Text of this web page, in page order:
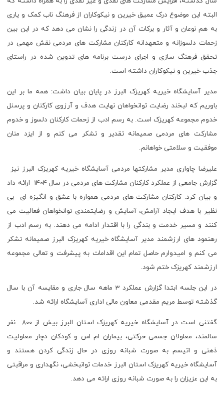
البته این موضوع درک عمیق خیرین و نیکوکاران از فرهنگ ناب کمک و یاری
به هم نوعان و آثار و برکات آن در زندگی را نشان می دهد که در این بین
زحمات دلسوزانه و متعهدانه کارکنان مشارکت های مردمی نقش مهمی در
تحقق فرهنگ سازی و اجرای درست برنامه های تدوین شده در راستای
جذب خیرین و نیکوکاران داشته است.
مدیر آسایشگاه خیریه کهریزک البرز در پایان بیان داشت: همه ما بر این
باوریم که لبخند رضایت توانخواهان نهایت هدف و آرزوی کارکنان و پرسنل
خدوم مجموعه کهریزک است. به رسم ادب از زحمات کارکنان دلسوز و خدوم
مشارکت های مردمی صمیمانه تقدیر و تشکر می کنم و از ایزد منان
موفقیت و سلامتی خواهانم.
علیرضا چاواری مدیر مشارکتها مردمی آسایشگاه خیریه کهریزک البرز نیز
گزارش جامعی از عملکرد کارکنان مشارکت های مردمی در سال 1404 ارائه داد
و بیان کرد: کارکنان مشارکت های مردمی همواره با عشق و انگیزه ای بی
نظیر با هدف ایجاد آرامش، آسایش و رضایتمندی توانخواهان فعالیت می
کنند و مسیر خدمت و بندگی را با اقتدار ادامه می دهند. به رسم ادب از
رهنمود های ارزشمند مدیر آسایشگاه خیریه کهریزک البرز صمیمانه تشکر
می کنم و امیدوارم حاصل تمام این اقدامات به پیشرفت و تعالی مجموعه
ارزشمند کهریزک ختم شود.
در این جلسه ابتدا گزارش عملکرد 3 ماهه سال جاری و مقایسه آن با سال
گذشته توسط مریم مقدمی معاون مالی اداری آسایشگاه ارائه شد.
گفتنی است در آسایشگاه خیریه کهریزک استان البرز بیش از 800 نفر
سالمند، معلولان جسمی حرکتی، بیماران ام اس و کودکان دچار معلولیت
ذهنی و اتیسم به صورت شبانه روزی در حال زندگی کردن هستند و
آسایشگاه خیریه کهریزک استان البرز خدمات توانبخشی، نگهداری و مراقبتی
به این عزیزان را به صورت شبانه روزی ارائه می دهد.